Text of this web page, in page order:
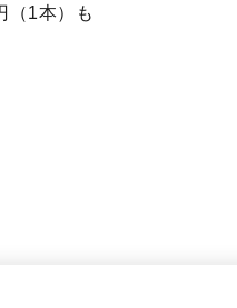
（1本）も